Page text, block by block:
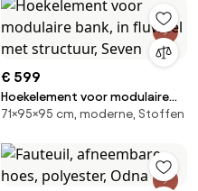
€ 599
Hoekelement voor modulaire
bank, in fluweel met structuur,
71×95×95 cm, moderne, Stoffen